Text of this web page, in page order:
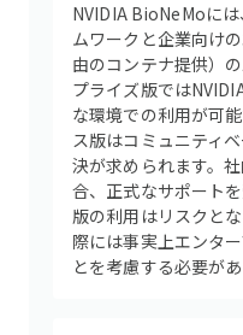
NVIDIA BioNeMoに
ムワークと企業向け
由のコンテナ提供）
プライズ版では
な環境での利用が可
ス版はコミュニティ
決が求められます。
合、正式なサポート
版の利用はリスクと
際には事実上エンタ
とを考慮する必要があ